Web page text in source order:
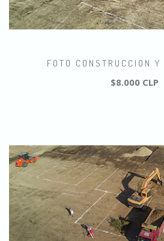
FOTO CONSTRUCCION Y
$8.000 CLP